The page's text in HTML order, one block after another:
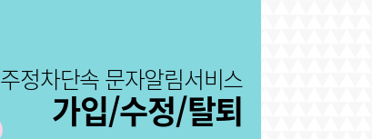
주정차단속 문자알림서비스
가입/수정/탈퇴